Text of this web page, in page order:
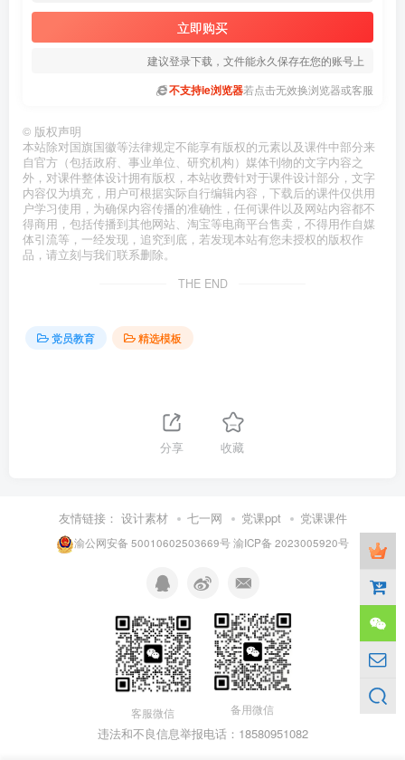
立即购买
建议登录下载，文件能永久保存在您的账号上
不支持ie浏览器若点击无效换浏览器或客服
© 版权声明
本站除对国旗国徽等法律规定不能享有版权的元素以及课件中部分来
自官方（包括政府、事业单位、研究机构）媒体刊物的文字内容之
外，对课件整体设计拥有版权，本站收费针对于课件设计部分，文字
内容仅为填充，用户可根据实际自行编辑内容，下载后的课件仅供用
户学习使用，为确保内容传播的准确性，任何课件以及网站内容都不
得商用，包括传播到其他网站、淘宝等电商平台售卖，不得用作自媒
体引流等，一经发现，追究到底，若发现本站有您未授权的版权作
品，请立刻与我们联系删除。
THE END
党员教育 精选模板
分享 收藏
友情链接： 设计素材 七一网 党课ppt 党课课件
渝公网安备 50010602503669号渝ICP备 2023005920号
客服微信 备用微信
违法和不良信息举报电话：18580951082